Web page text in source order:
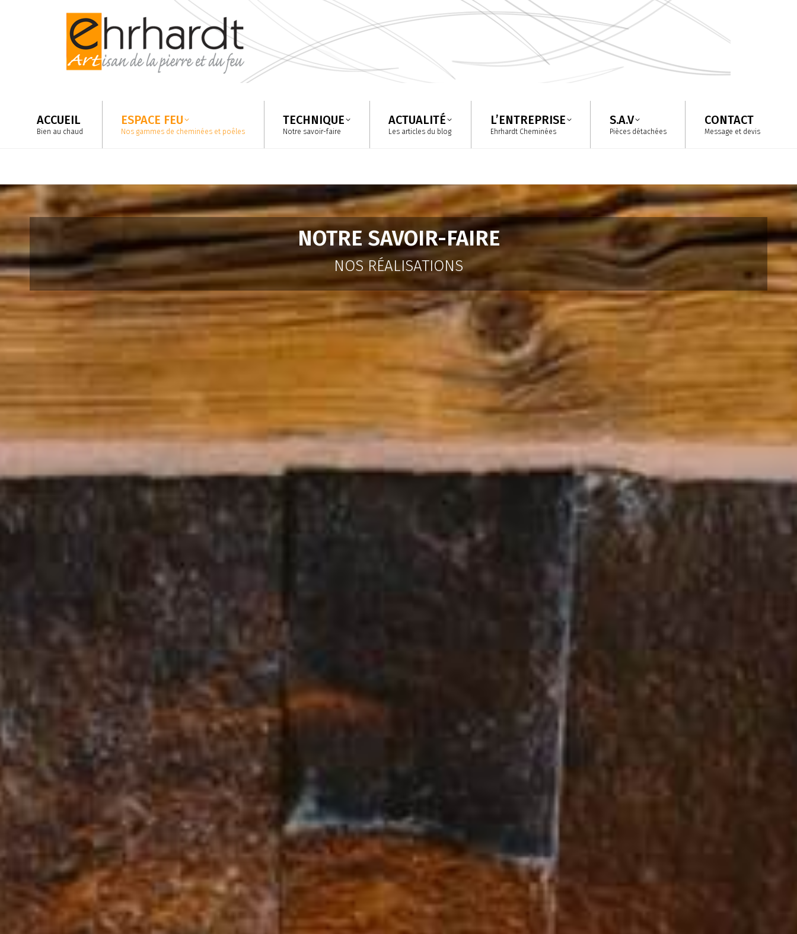
ACCUEIL
Bien au chaud
ESPACE FEU
Nos gammes de cheminées et poêles
TECHNIQUE
Notre savoir-faire
ACTUALITÉ
Les articles du blog
L’ENTREPRISE
Ehrhardt Cheminées
S.A.V
Pièces détachées
CONTACT
Message et devis
NOTRE SAVOIR-FAIRE
NOS RÉALISATIONS
ACCUEIL
Bien au chaud
ESPACE FEU
Nos gammes de cheminées et poêles
ACTUALITÉ
Les articles du blog
L’ENTREPRISE
Ehrhardt Cheminées
S.A.V
Pièces détachées Message et devis